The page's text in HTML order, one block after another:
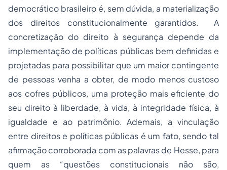
democrático brasileiro é, sem dúvida, a materialização
dos direitos constitucionalmente garantidos. A
concretização do direito à segurança depende da
implementação de políticas públicas bem definidas e
projetadas para possibilitar que um maior contingente
de pessoas venha a obter, de modo menos custoso
aos cofres públicos, uma proteção mais eficiente do
seu direito à liberdade, à vida, à integridade física, à
igualdade e ao patrimônio. Ademais, a vinculação
entre direitos e políticas públicas é um fato, sendo tal
afirmação corroborada com as palavras de Hesse, para
quem as “questões constitucionais não são,